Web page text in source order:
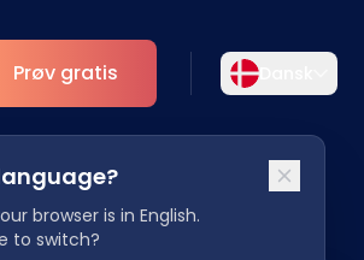
browser is in English.
to switch?
Prøv gratis Dansk
sprog for en mere